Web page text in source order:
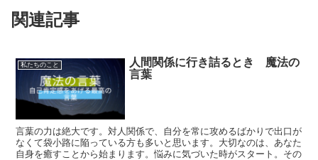
関連記事
私たちのこと
人間関係に行き詰るとき 魔法の
言葉
言葉の力は絶大です。対人関係で、自分を常に攻めるばかりで出口が
なくて袋小路に陥っている方も多いと思います。大切なのは、あなた
自身を癒すことから始まります。悩みに気づいた時がスタート。その